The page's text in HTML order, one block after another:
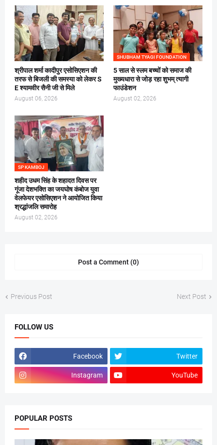
श्रीपाल शर्मा कादीपुर एसोसिएशन की
तरफ से बिजली की समस्या को लेकर S
E श्यामवीर सैनी जी से मिले
August 06, 2026
SHUBHAM TYAGI FOUNDATION
5 साल से स्लम बच्चों को समाज की
मुख्यधारा से जोड़ रहा शुभम् त्यागी
फाउंडेशन
August 02, 2026
SP KAMBOJ
शहीद उधम सिंह के शहादत दिवस पर
गूंजा देशभक्ति का जयघोष कंबोज युवा
वेलफेयर एसोसिएशन ने आयोजित किया
श्रद्धांजलि समारोह
August 02, 2026
Post a Comment (0)
Previous Post Next Post
FOLLOW US
Facebook Twitter
Instagram YouTube
POPULAR POSTS